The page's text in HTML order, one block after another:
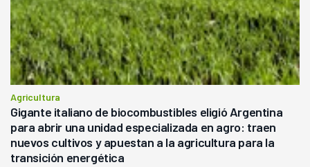
Agricultura
Gigante italiano de biocombustibles eligió Argentina
para abrir una unidad especializada en agro: traen
nuevos cultivos y apuestan a la agricultura para la
transición energética